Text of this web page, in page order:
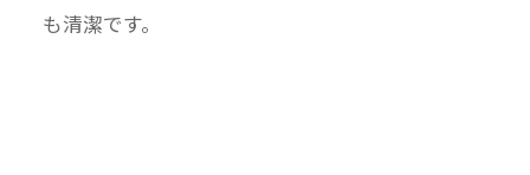
も清潔です。